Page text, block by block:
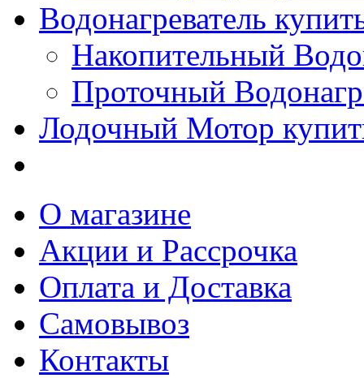
Водонагреватель
Накопительный
Проточный
Лодочный Мотор
О магазине
Акции и Рассрочка
Оплата и Доставка
Самовывоз
Контакты